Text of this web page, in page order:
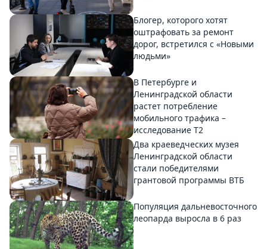
Блогер, которого хотят
оштрафовать за ремонт
дорог, встретился с «Новыми
людьми»
В Петербурге и
Ленинградской области
растет потребление
мобильного трафика –
исследование T2
Два краеведческих музея
Ленинградской области
стали победителями
грантовой программы ВТБ
Популяция дальневосточного
леопарда выросла в 6 раз